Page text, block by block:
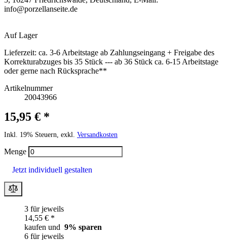
info@porzellanseite.de
Auf Lager
Lieferzeit: ca. 3-6 Arbeitstage ab Zahlungseingang + Freigabe des
Korrekturabzuges bis 35 Stück --- ab 36 Stück ca. 6-15 Arbeitstage
oder gerne nach Rücksprache**
Artikelnummer
20043966
15,95 € *
Inkl. 19% Steuern, exkl. Versandkosten
Menge
Jetzt individuell gestalten
3 für jeweils
14,55 € *
kaufen und 9% sparen
6 für jeweils